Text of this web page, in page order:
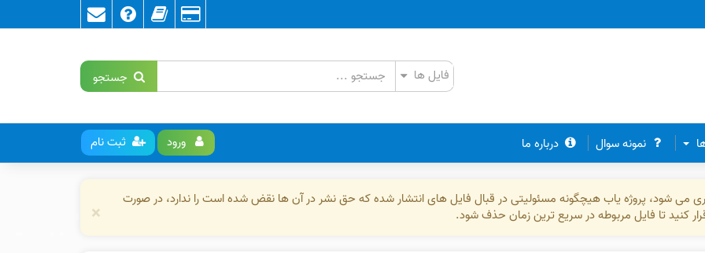
جستجو
نمونه سوال درباره ما ورود ثبت نام
می شود، پروژه یاب هیچگونه مسئولیتی در قبال فایل های انتشار شده که حق نشر در آن ها نقض شده است را ندارد، در صورت
کنید تا فایل مربوطه در سریع ترین زمان حذف شود.
×